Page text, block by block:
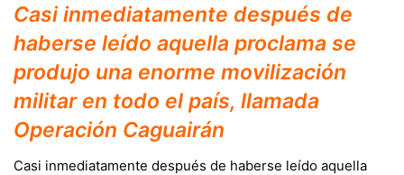
Casi inmediatamente después de
haberse leído aquella proclama se
produjo una enorme movilización
militar en todo el país, llamada
Operación Caguairán
Casi inmediatamente después de haberse leído aquella